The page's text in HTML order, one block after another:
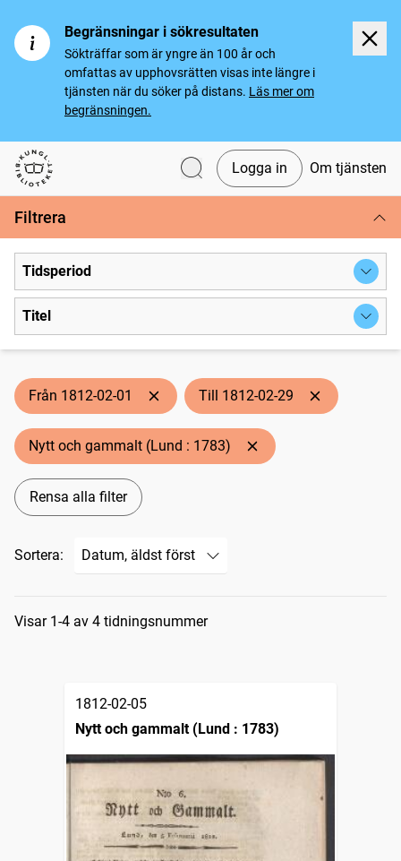
Begränsningar i sökresultaten
Sökträffar som är yngre än 100 år och
omfattas av upphovsrätten visas inte längre i
tjänsten när du söker på distans. Läs mer om
begränsningen.
Svenska tidningar
Logga in Om tjänsten
Filtrera
Tidsperiod
Titel
Från 1812-02-01 Till 1812-02-29
Nytt och gammalt (Lund : 1783)
Rensa alla filter
Sortera:
Sökresultat
Visar 1-4 av 4 tidningsnummer
1812-02-05
Nytt och gammalt (Lund : 1783)